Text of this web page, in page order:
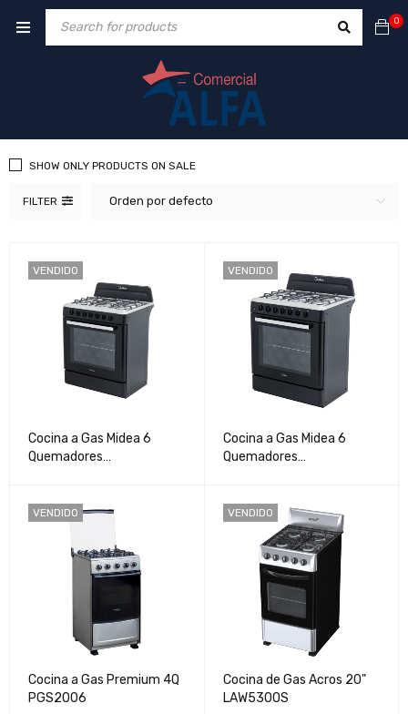
0
FILTER Orden por defecto
SHOW ONLY PRODUCTS ON SALE
VENDIDO
Cocina a Gas Midea 6
Quemadores
VENDIDO
Cocina a Gas Midea 6
Quemadores
VENDIDO
Cocina a Gas Premium 4Q
PGS2006
VENDIDO
Cocina de Gas Acros 20"
LAW5300S